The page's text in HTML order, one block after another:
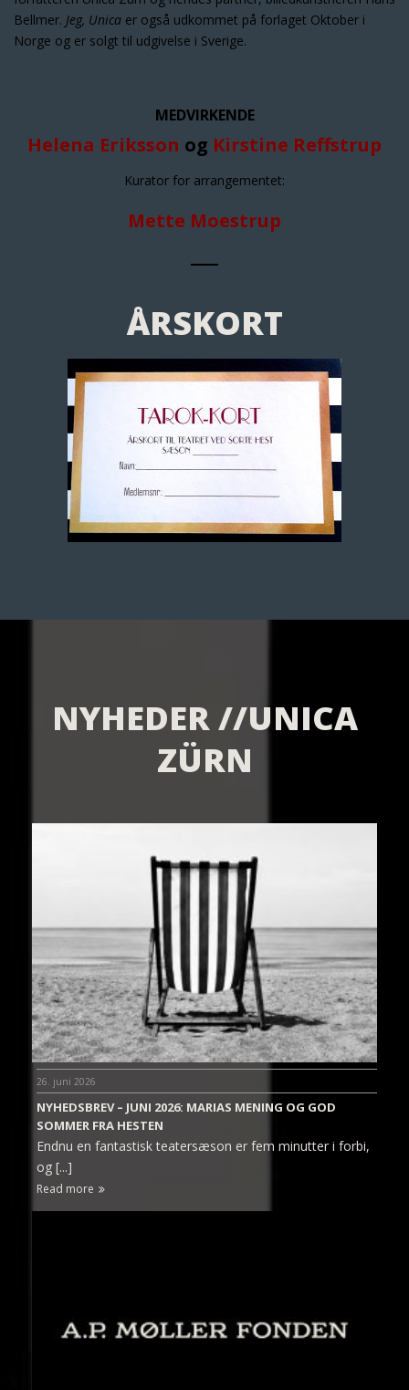
Bellmer. Jeg, Unica er også udkommet på forlaget Oktober i
Norge og er solgt til udgivelse i Sverige.
MEDVIRKENDE
Helena Eriksson og Kirstine Reffstrup
Kurator for arrangementet:
Mette Moestrup
ÅRSKORT
NYHEDER //UNICA
ZÜRN
26. juni 2026
NYHEDSBREV – JUNI 2026: MARIAS MENING OG GOD
SOMMER FRA HESTEN
Endnu en fantastisk teatersæson er fem minutter i forbi,
og [...]
Read more